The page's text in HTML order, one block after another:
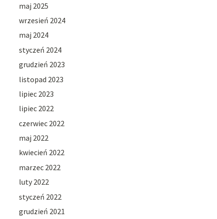
maj 2025
wrzesień 2024
maj 2024
styczeń 2024
grudzień 2023
listopad 2023
lipiec 2023
lipiec 2022
czerwiec 2022
maj 2022
kwiecień 2022
marzec 2022
luty 2022
styczeń 2022
grudzień 2021